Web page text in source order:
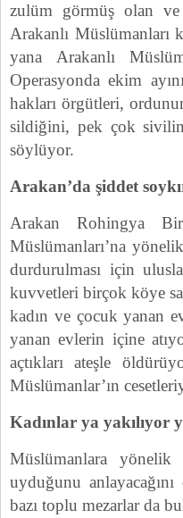
zulüm görmüş olan ve
Arakanlı Müslümanları
yana Arakanlı
Operasyonda ekim
hakları örgütleri,
sildiğini, pek çok sivilin
söylüyor.
Arakan’da şiddet
Arakan Rohingya
Müslümanları’na
durdurulması için
kuvvetleri birçok köye
kadın ve çocuk yanan
yanan evlerin içine
açtıkları ateşle
Müslümanlar’ın
Kadınlar ya yakılıyor
Müslümanlara yönelik
uyduğunu
bazı toplu mezarlar da